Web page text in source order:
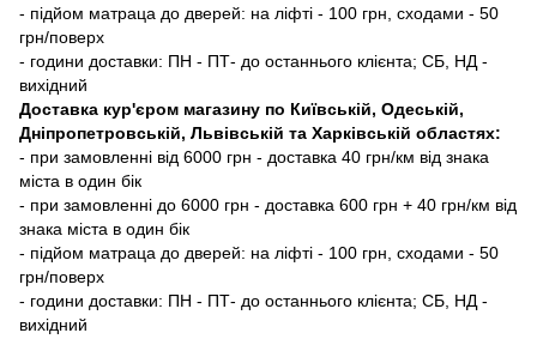
- підйом матраца до дверей: на ліфті - 100 грн, сходами - 50
грн/поверх
- години доставки: ПН - ПТ- до останнього клієнта; СБ, НД -
вихідний
Доставка кур'єром магазину по Київській, Одеській,
Дніпропетровській, Львівській та Харківській областях:
- при замовленні від 6000 грн - доставка 40 грн/км від знака
міста в один бік
- при замовленні до 6000 грн - доставка 600 грн + 40 грн/км від
знака міста в один бік
- підйом матраца до дверей: на ліфті - 100 грн, сходами - 50
грн/поверх
- години доставки: ПН - ПТ- до останнього клієнта; СБ, НД -
вихідний